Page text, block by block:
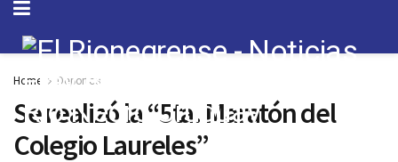
Home Deportes
Se realizó la “5ta. Maratón del
Colegio Laureles”